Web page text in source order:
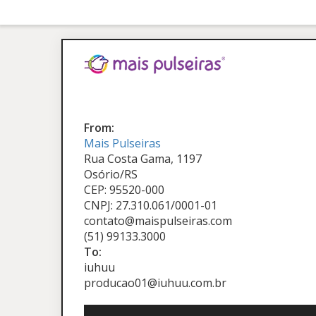
From:
Mais Pulseiras
Rua Costa Gama, 1197
Osório/RS
CEP: 95520-000
CNPJ: 27.310.061/0001-01
contato@maispulseiras.com
(51) 99133.3000
To:
iuhuu
producao01@iuhuu.com.br